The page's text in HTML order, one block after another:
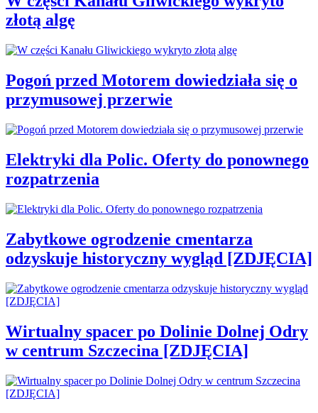
złotą algę
Pogoń przed Motorem dowiedziała się o
przymusowej przerwie
Elektryki dla Polic. Oferty do ponownego
rozpatrzenia
Zabytkowe ogrodzenie cmentarza
odzyskuje historyczny wygląd [ZDJĘCIA]
Wirtualny spacer po Dolinie Dolnej Odry
w centrum Szczecina [ZDJĘCIA]